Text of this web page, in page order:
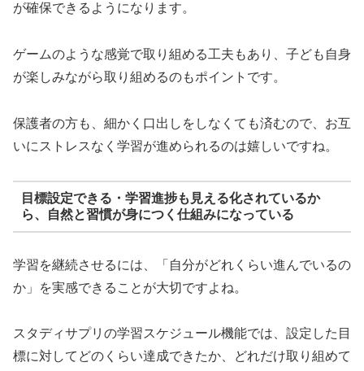
が確保できるようになります。
ゲームのような感覚で取り組める工夫もあり、子ども自身
が楽しみながら取り組めるのもポイントです。
保護者の方も、細かく口出しをしなくても済むので、お互
いにストレスなく学習が進められるのは嬉しいですね。
目標設定できる・学習進捗も見える化されているか
ら、自然と習慣が身につく仕組みになっている
学習を継続させるには、「自分がどれくらい進んでいるの
か」を実感できることが大切ですよね。
スタディサプリの学習スケジュール機能では、設定した目
標に対してどのくらい達成できたか、どれだけ取り組めて